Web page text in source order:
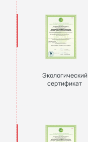
Экологический
сертификат